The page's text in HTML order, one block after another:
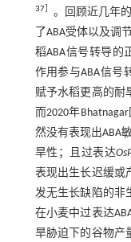
37］ 。回顾近几年
了ABA受体以及调
稻ABA信号转导的
作用参与ABA信号
赋予水稻更高的耐
而2020年
然没有表现出ABA
旱性；且过表达
表现出生长迟缓或
发无生长缺陷的非
在小麦中过表达
旱胁迫下的谷物产